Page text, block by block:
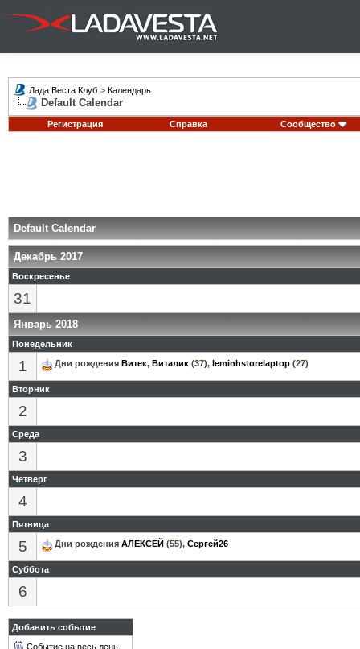
Лада Веста Клуб > Календарь
Default Calendar
Регистрация Справка Сообщество
Default Calendar
Декабрь 2017
Воскресенье
31
Январь 2018
Понедельник
1 Дни рождения Витек, Виталик (37), leminhstorelaptop (27)
Вторник
2
Среда
3
Четверг
4
Пятница
5 Дни рождения АЛЕКСЕЙ (55), Сергей26
Суббота
6
Добавить событие
Событие на весь день